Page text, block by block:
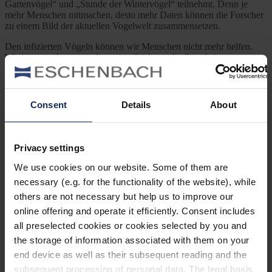
Consent Details About
Privacy settings
We use cookies on our website. Some of them are
necessary (e.g. for the functionality of the website), while
others are not necessary but help us to improve our
online offering and operate it efficiently. Consent includes
all preselected cookies or cookies selected by you and
the storage of information associated with them on your
end device as well as their subsequent reading and the
subsequent processing of personal data. The legal basis
Gartenvögel“ und „Stunde der Wintervögel“ teilnehmt. Denn je
mehr Menschen mitmachen, desto mehr Daten können die Forscher
zu einem Bild der aktuellen Vogelwelt zusammensetzen.
Den infizierten Vögeln können wir Menschen nicht mehr helfen.
Wir können aber versuchen, eine Stärkung der Population zu
begünstigen, damit es insgesamt mehr Amseln gibt und keine
verheerenden Einbrüche wie 2011 mehr passieren. Wie das geht?
Am besten durchnaturnahe Gartengestaltungund langfristig durch
Klimaschutz und eine sinnvolle Wende in der Agrarpolitik.
Brillengrasmücke – Insektenjägerin mit Augenring
Grasläufer – Zutraulicher Irrgast
Kategorien
Ausrüstung